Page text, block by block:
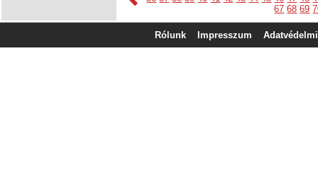
67 68 69
Rólunk Impresszum